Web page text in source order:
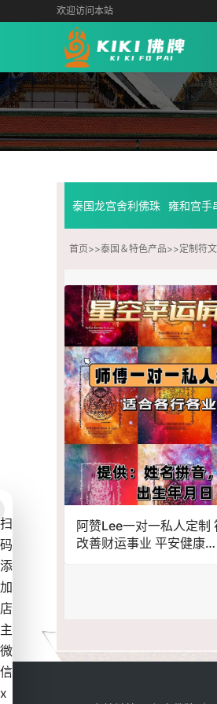
欢迎访问本站
泰国龙宫舍利佛珠 雍和宫手
首页>>泰国＆特色产品>>定制符
阿赞Lee一对一私人定制
改善财运事业 平安健康
扫
码
添
加
店
主
微
信
x